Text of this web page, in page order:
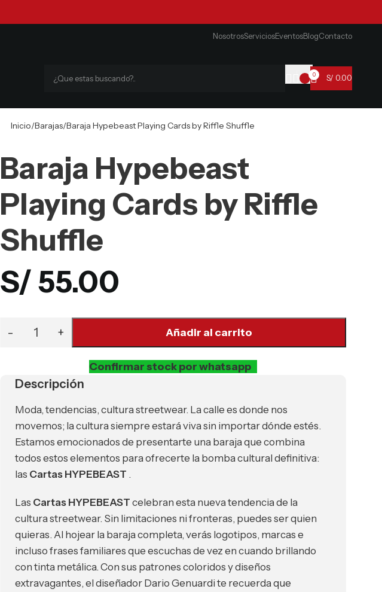
NosotrosServiciosEventosBlogContacto
0 S/ 0.00
Inicio Barajas Baraja Hypebeast Playing Cards by Riffle Shuffle
Baraja Hypebeast
Playing Cards by Riffle
Shuffle
S/55.00
Añadir al carrito
Confirmar stock por whatsapp
Descripción
Moda, tendencias, cultura streetwear. La calle es donde nos
movemos; la cultura siempre estará viva sin importar dónde estés.
Estamos emocionados de presentarte una baraja que combina
todos estos elementos para ofrecerte la bomba cultural definitiva:
las Cartas HYPEBEAST .
Las Cartas HYPEBEAST celebran esta nueva tendencia de la
cultura streetwear. Sin limitaciones ni fronteras, puedes ser quien
quieras. Al hojear la baraja completa, verás logotipos, marcas e
incluso frases familiares que escuchas de vez en cuando brillando
con tinta metálica. Con sus patrones coloridos y diseños
extravagantes, el diseñador Dario Genuardi te recuerda que